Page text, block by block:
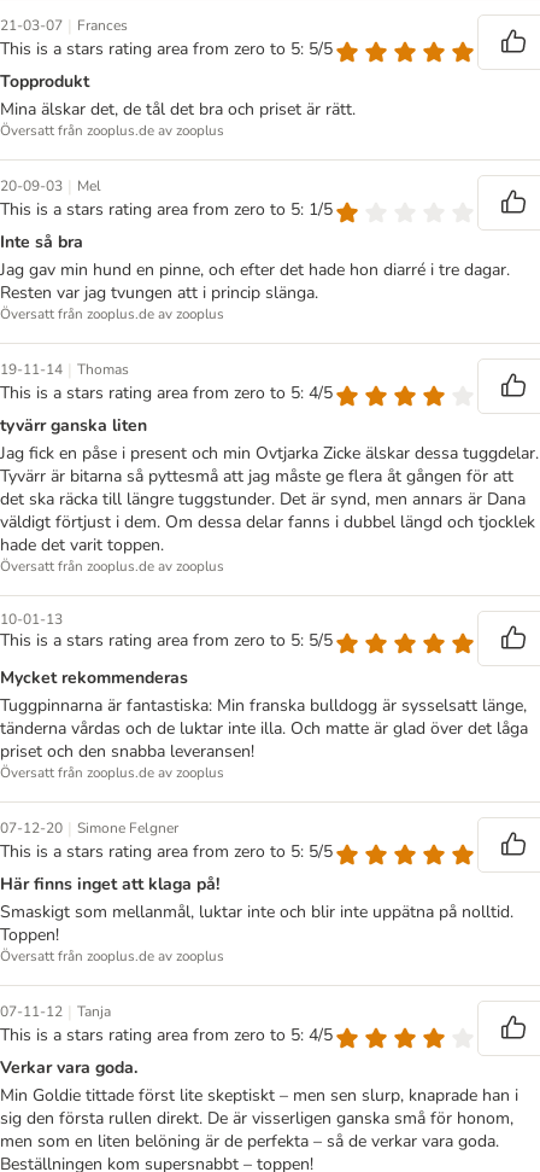
21-03-07 | Frances
This is a stars rating area from zero to 5: 5/5
Topprodukt
Mina älskar det, de tål det bra och priset är rätt.
Översatt från zooplus.de av zooplus
20-09-03 | Mel
This is a stars rating area from zero to 5: 1/5
Inte så bra
Jag gav min hund en pinne, och efter det hade hon diarré i tre dagar.
Resten var jag tvungen att i princip slänga.
Översatt från zooplus.de av zooplus
19-11-14 | Thomas
This is a stars rating area from zero to 5: 4/5
tyvärr ganska liten
Jag fick en påse i present och min Ovtjarka Zicke älskar dessa tuggdelar.
Tyvärr är bitarna så pyttesmå att jag måste ge flera åt gången för att
det ska räcka till längre tuggstunder. Det är synd, men annars är Dana
väldigt förtjust i dem. Om dessa delar fanns i dubbel längd och tjocklek
hade det varit toppen.
Översatt från zooplus.de av zooplus
10-01-13
This is a stars rating area from zero to 5: 5/5
Mycket rekommenderas
Tuggpinnarna är fantastiska: Min franska bulldogg är sysselsatt länge,
tänderna vårdas och de luktar inte illa. Och matte är glad över det låga
priset och den snabba leveransen!
Översatt från zooplus.de av zooplus
07-12-20 | Simone Felgner
This is a stars rating area from zero to 5: 5/5
Här finns inget att klaga på!
Smaskigt som mellanmål, luktar inte och blir inte uppätna på nolltid.
Toppen!
Översatt från zooplus.de av zooplus
07-11-12 | Tanja
This is a stars rating area from zero to 5: 4/5
Verkar vara goda.
Min Goldie tittade först lite skeptiskt – men sen slurp, knaprade han i
sig den första rullen direkt. De är visserligen ganska små för honom,
men som en liten belöning är de perfekta – så de verkar vara goda.
Beställningen kom supersnabbt – toppen!